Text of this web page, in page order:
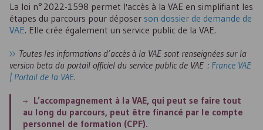
La loi n° 2022-1598 permet l'accès à la VAE en simplifiant les
étapes du parcours pour déposer son dossier de demande de
VAE. Elle crée également un service public de la VAE.
Toutes les informations d’accès à la VAE sont renseignées sur la
version beta du portail officiel du service public de VAE : France VAE
| Portail de la VAE.
L’accompagnement à la VAE, qui peut se faire tout
au long du parcours, peut être financé par le compte
personnel de formation (CPF).